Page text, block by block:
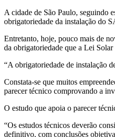
A cidade de São Paulo, seguindo
obrigatoriedade da instalação do
Entretanto, hoje, pouco mais de
da obrigatoriedade que a Lei
“A obrigatoriedade de instalação
Constata-se que muitos
parecer técnico comprovando a
O estudo que apoia o parecer
“Os estudos técnicos deverão
definitivo, com conclusões